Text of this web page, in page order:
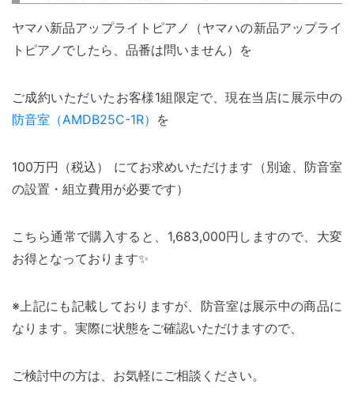
ヤマハ新品アップライトピアノ（ヤマハの新品アップライ
トピアノでしたら、品番は問いません）を
ご成約いただいたお客様1組限定で、現在当店に展示中の
防音室（AMDB25C-1R） を
100万円（税込） にてお求めいただけます（別途、防音室
の設置・組立費用が必要です）
こちら通常で購入すると、1,683,000円しますので、大変
お得となっております✨
※上記にも記載しておりますが、防音室は展示中の商品に
なります。実際に状態をご確認いただけますので、
ご検討中の方は、お気軽にご相談ください。